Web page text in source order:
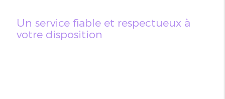
Un service fiable et respectueux à
votre disposition